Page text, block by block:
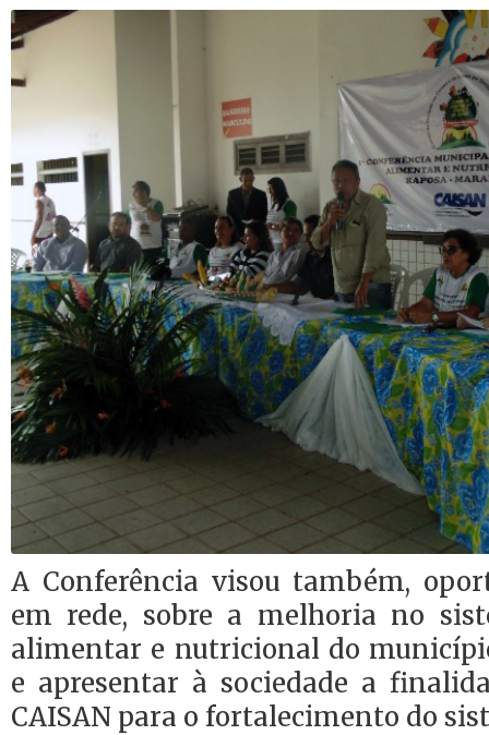
A Conferência visou também,
em rede, sobre a melhoria no
alimentar e nutricional do
e apresentar à sociedade a
CAISAN para o fortalecimento do